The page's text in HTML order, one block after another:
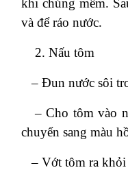
khi chúng mềm.
và để ráo nước.
Nấu tôm
– Đun nước sôi
– Cho tôm vào
chuyển sang màu
– Vớt tôm ra khỏi